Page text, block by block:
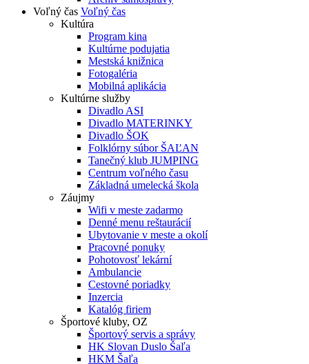
Voľný čas Voľný čas
Kultúra
Program kina
Kultúrne podujatia
Mestská knižnica
Fotogaléria
Mobilná aplikácia
Kultúrne služby
Divadlo ASI
Divadlo MATERINKY
Divadlo ŠOK
Folklórny súbor ŠAĽAN
Tanečný klub JUMPING
Centrum voľného času
Základná umelecká škola
Záujmy
Wifi v meste zadarmo
Denné menu reštaurácií
Ubytovanie v meste a okolí
Pracovné ponuky
Pohotovosť lekární
Ambulancie
Cestovné poriadky
Inzercia
Katalóg firiem
Športové kluby, OZ
Športový servis a správy
HK Slovan Duslo Šaľa
HKM Šaľa